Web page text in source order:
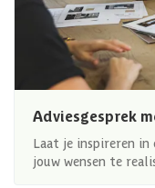
Adviesgesprek
Laat je inspireren in
jouw wensen te